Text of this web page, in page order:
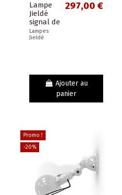
Lampe
Jieldé
signal de
bureau
ou table
océan
brillant
Lampes
Jieldé
297,00 €
Ajouter au
panier
Promo !
-20%